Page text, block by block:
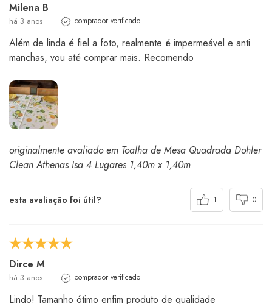
Milena B
há 3 anos comprador verificado
Além de linda é fiel a foto, realmente é impermeável e anti
manchas, vou até comprar mais. Recomendo
originalmente avaliado em Toalha de Mesa Quadrada Dohler
Clean Athenas Isa 4 Lugares 1,40m x 1,40m
esta avaliação foi útil? 1 0
Dirce M
há 3 anos comprador verificado
Lindo! Tamanho ótimo enfim produto de qualidade